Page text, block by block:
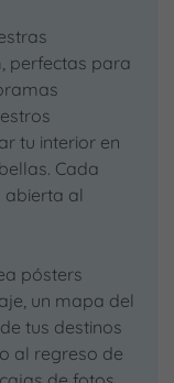
perfectas para
tu interior en
Cada
abierta al
pósters
un mapa del
tus destinos
al regreso de